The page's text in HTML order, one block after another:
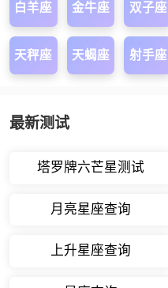
白羊座 金牛座 双子座
天秤座 天蝎座 射手座
最新测试
塔罗牌六芒星测试
月亮星座查询
上升星座查询